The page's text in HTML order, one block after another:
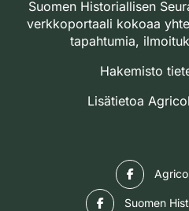
Suomen Historiallisen
verkkoportaali kokoaa
tapahtumia,
Hakemisto
Lisätietoa
Suomen